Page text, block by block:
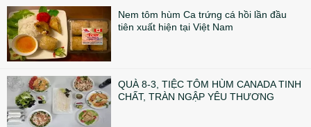
Nem tôm hùm Ca trứng cá hồi lần đầu
tiên xuất hiện tại Việt Nam
QUÀ 8-3, TIỆC TÔM HÙM CANADA TINH
CHẤT, TRÀN NGẬP YÊU THƯƠNG